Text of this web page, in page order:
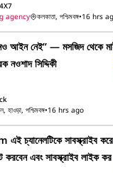
agency
কলকাতা, পশ্চিমবঙ্গ•16 hrs
আইন নেই” — মসজিদ থেকে
নওশাদ সিদ্দিকী
হাওড়া, পশ্চিমবঙ্গ•16 hrs ago
সাবস্ক্রাইব করে